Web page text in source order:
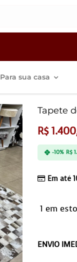
Para sua casa
Tapete
R$
Em até
-10% R$
1 em
ENVIO